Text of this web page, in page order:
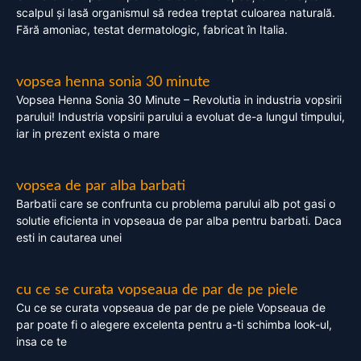
scalpul și lasă organismul să redea treptat culoarea naturală.
Fără amoniac, testat dermatologic, fabricat în Italia.
vopsea henna sonia 30 minute
Vopsea Henna Sonia 30 Minute – Revolutia in industria vopsirii
parului! Industria vopsirii parului a evoluat de-a lungul timpului,
iar in prezent exista o mare
vopsea de par alba barbati
Barbatii care se confrunta cu problema parului alb pot gasi o
solutie eficienta in vopseaua de par alba pentru barbati. Daca
esti in cautarea unei
cu ce se curata vopseaua de par de pe piele
Cu ce se curata vopseaua de par de pe piele Vopseaua de
par poate fi o alegere excelenta pentru a-ti schimba look-ul,
insa ce te